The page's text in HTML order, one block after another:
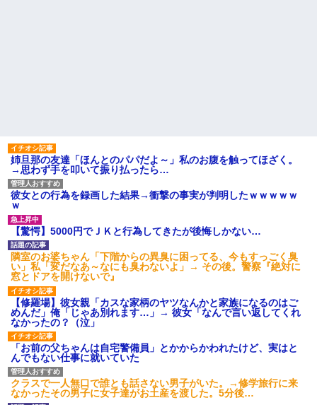
姉旦那の友達「ほんとのパパだよ～」私のお腹を触ってほざく。
→思わず手を叩いて振り払ったら…
彼女との行為を録画した結果→衝撃の事実が判明したｗｗｗｗｗ
ｗ
【驚愕】5000円でＪＫと行為してきたが後悔しかない…
隣室のお婆ちゃん「下階からの異臭に困ってる、今もすっごく臭
い」私「変だなあ～なにも臭わないよ」→ その後。警察『絶対に
窓とドアを開けないで』
【修羅場】彼女親「カスな家柄のヤツなんかと家族になるのはご
めんだ」俺「じゃあ別れます…」→ 彼女「なんで言い返してくれ
なかったの？（泣」
「お前の父ちゃんは自宅警備員」とかからかわれたけど、実はと
んでもない仕事に就いていた
クラスで一人無口で誰とも話さない男子がいた。→修学旅行に来
なかったその男子に女子達がお土産を渡した。5分後…